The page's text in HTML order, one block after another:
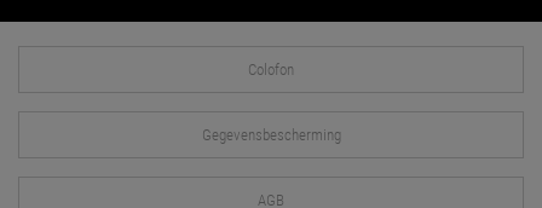
Colofon
Gegevensbescherming
AGB